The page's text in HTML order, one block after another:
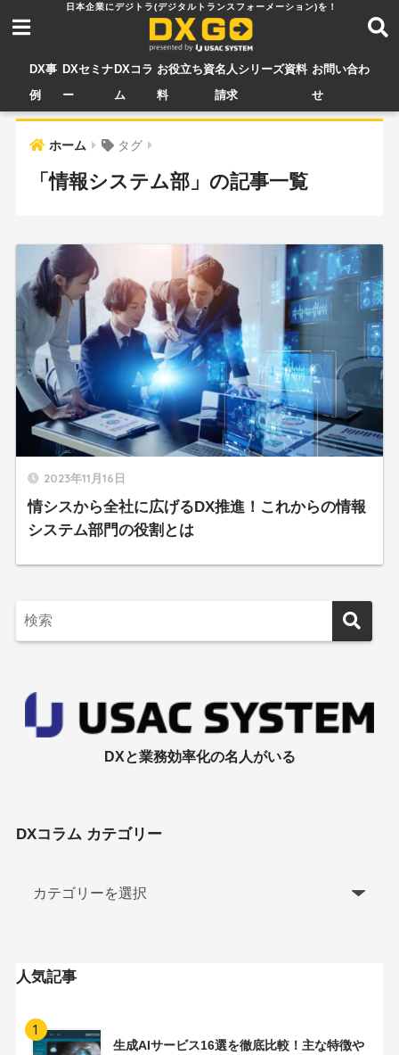
DX事
例
DXセミナ
ー
DXコラ
ム
お役立ち資
料
名人シリーズ資料
請求
お問い合わ
せ
ホーム タグ
「情報システム部」の記事一覧
2023年11月16日
情シスから全社に広げるDX推進！これからの情報
システム部門の役割とは
DXと業務効率化の名人がいる
DXコラム カテゴリー
人気記事
1
生成AIサービス16選を徹底比較！主な特徴や